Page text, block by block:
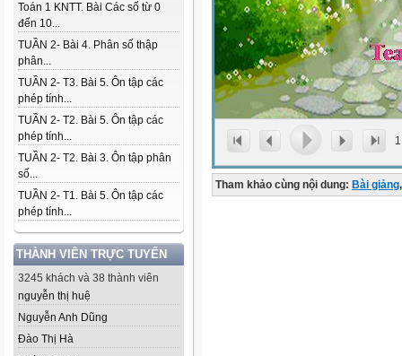
Toán 1 KNTT. Bài Các số từ 0
đến 10...
TUẦN 2- Bài 4. Phân số thập
phân...
TUẦN 2- T3. Bài 5. Ôn tập các
phép tính...
TUẦN 2- T2. Bài 5. Ôn tập các
phép tính...
TUẦN 2- T2. Bài 3. Ôn tập phân
số...
TUẦN 2- T1. Bài 5. Ôn tập các
phép tính...
THÀNH VIÊN TRỰC TUYẾN
3245 khách và 38 thành viên
nguyễn thị huệ
Nguyễn Anh Dũng
Đào Thị Hà
1
Tham khảo cùng nội dung: Bài giảng,